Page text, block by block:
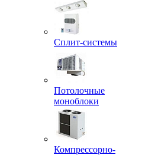
Сплит-системы
Потолочные
моноблоки
Компрессорно-